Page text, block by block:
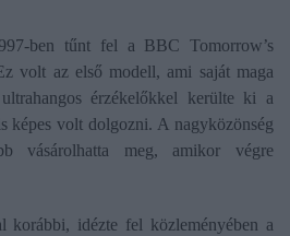
ben tűnt fel a BBC Tomorrow’s
volt az első modell, ami saját maga
érzékelőkkel kerülte ki a
képes volt dolgozni. A nagyközönség
vásárolhatta meg, amikor végre
korábbi, idézte fel közleményében a